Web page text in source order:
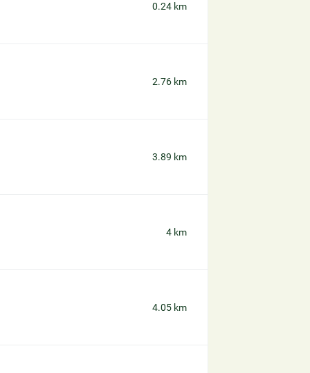
0.24 km
2.76 km
3.89 km
4 km
4.05 km